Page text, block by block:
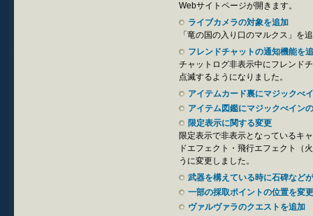
Webサイトページが開きます。
ライブカメラの対象を追加
「竜の国の入り口のマルクス」を
フレンドチャットの通知機能を
チャットログ非表示中にフレンド
点滅するようになりました。
アイテムカード裏にマジックべ
アイテム図鑑にマジックべイン
限定表示に関する変更
限定表示で非表示となっているキ
ドエフェクト・飛行エフェクト（
うに変更しました。
武器を構えている時に石碑など
一部の採取ポイントの位置を変更
ヴァルヴァラのクエストを追加